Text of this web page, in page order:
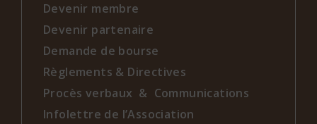
Devenir membre
Devenir partenaire
Demande de bourse
Règlements & Directives
Procès verbaux & Communications
Infolettre de l’Association